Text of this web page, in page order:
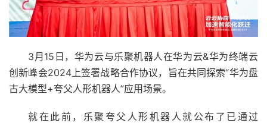
3月15日，华为云与乐聚机器人在华为云&华为终端云
创新峰会2024上签署战略合作协议，旨在共同探索“华为盘
古大模型+夸父人形机器人”应用场景。
就在此前，乐聚夸父人形机器人就公布了已通过